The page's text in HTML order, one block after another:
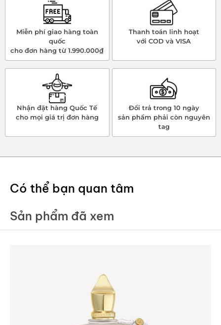
Miễn phí giao hàng toàn
quốc
cho đơn hàng từ 1.990.000₫
Thanh toán linh hoạt
với COD và VISA
Nhận đặt hàng Quốc Tế
cho mọi giá trị đơn hàng
Đổi trả trong 10 ngày
sản phẩm phải còn nguyên
tag
Có thể bạn quan tâm
Sản phẩm đã xem